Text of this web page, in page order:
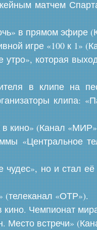
матчем
в прямом эфире
игре «100 к 1»
утро», которая
в клипе на
клипа:
в кино» (Канал
«Центральное
но и стал её
(телеканал «ОТР»).
кино. Чемпионат
Место встречи»